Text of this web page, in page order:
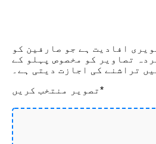
افادیت ہے جو صارفین کو
تصاویر کو مخصوص پہلو کے
تراشنے کی اجازت دیتی ہے۔
تصویر منتخب کریں*